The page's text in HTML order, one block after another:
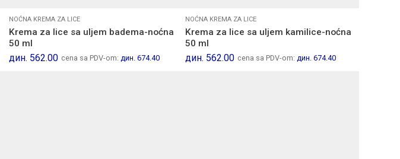
NOĆNA KREMA ZA LICE
Krema za lice sa uljem badema-noćna
50 ml
дин. 562.00 cena sa PDV-om: дин.674.40
NOĆNA KREMA ZA LICE
Krema za lice sa uljem kamilice-noćna
50 ml
дин. 562.00 cena sa PDV-om:дин. 674.40